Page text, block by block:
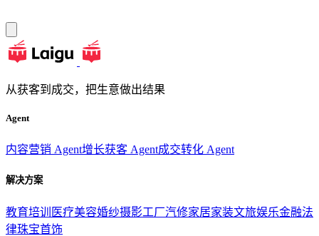
从获客到成交，把生意做出结果
Agent
内容营销 Agent增长获客 Agent成交转化 Agent
解决方案
教育培训 医疗美容婚纱摄影工厂汽修家居家装文旅娱乐金融法
律珠宝首饰